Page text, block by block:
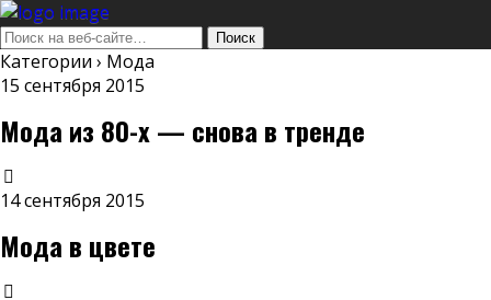
Категории › Мода
15 сентября 2015
Мода из 80-х — снова в тренде
14 сентября 2015
Мода в цвете